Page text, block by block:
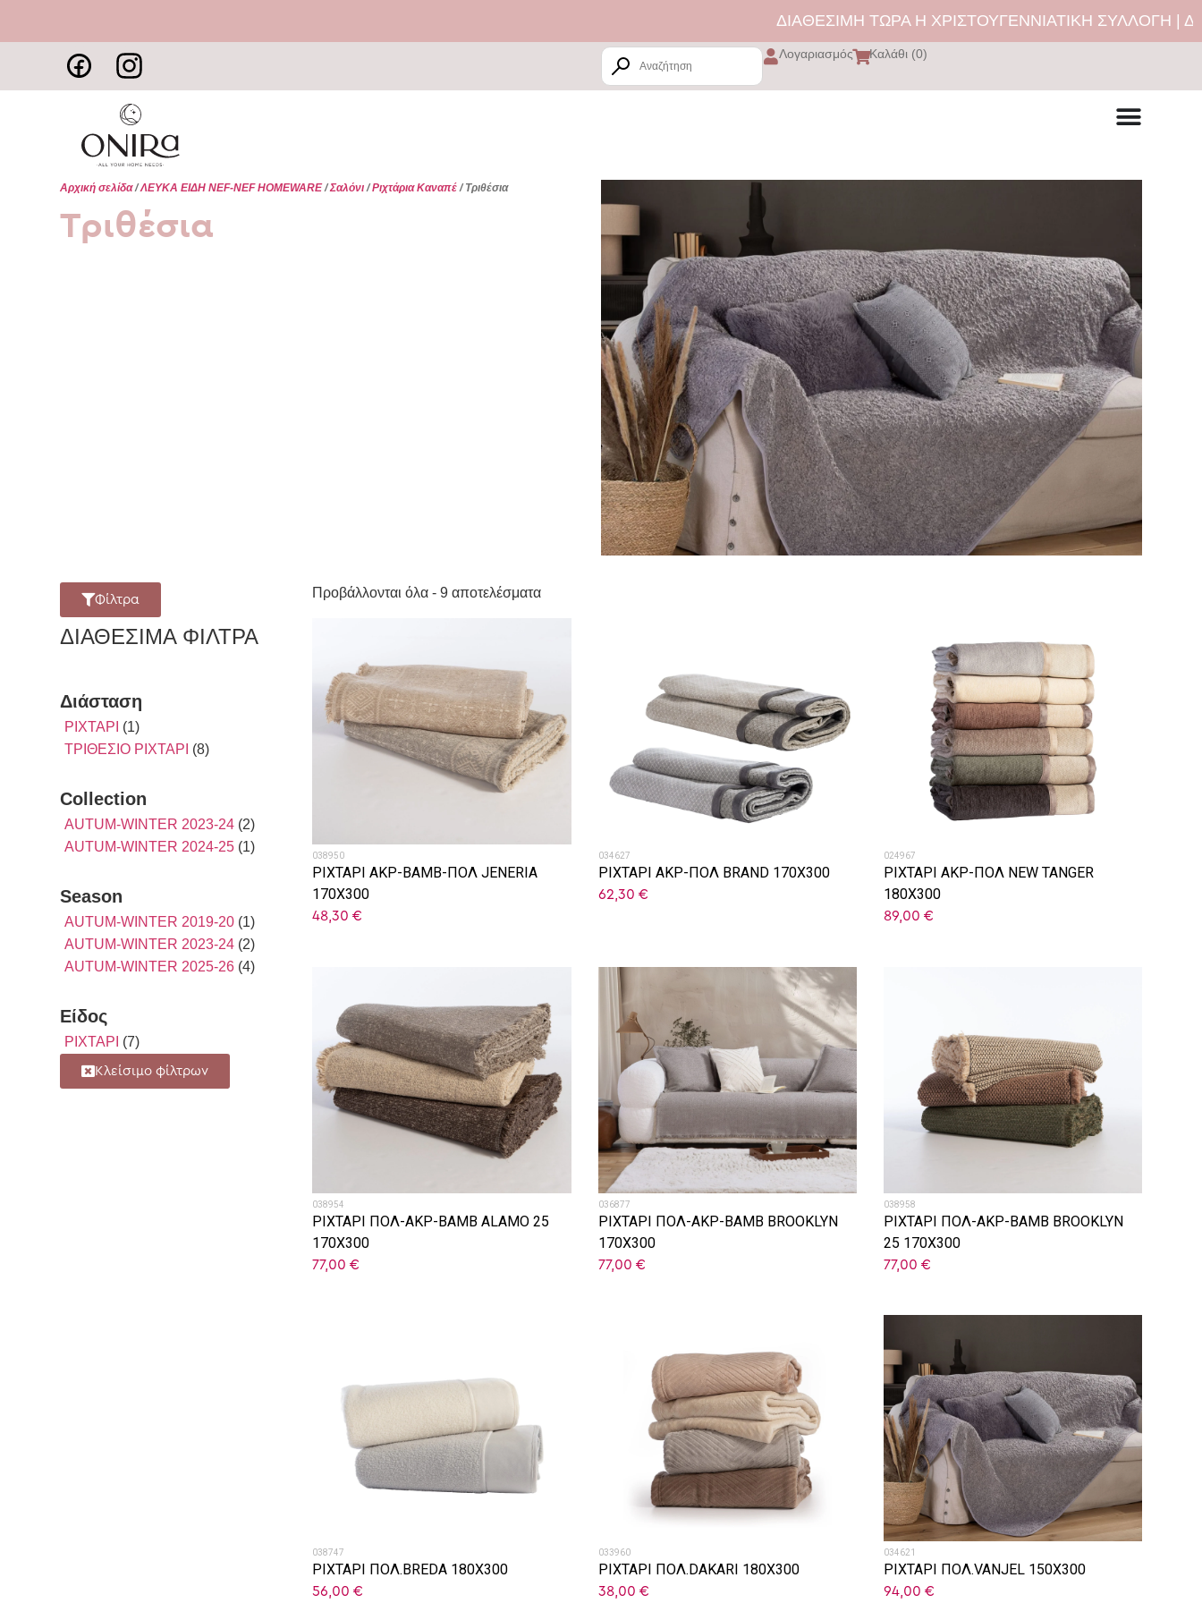
ΔΙΑΘΕΣΙΜΗ ΤΩΡΑ Η ΧΡΙΣΤΟΥΓΕΝΝΙΑΤΙΚΗ ΣΥΛΛΟΓΗ |
Λογαριασμός Καλάθι (0)
Αρχική σελίδα/ΛΕΥΚΑ ΕΙΔΗ NEF-NEF HOMEWARE/Σαλόνι/Ριχτάρια Καναπέ/ Τριθέσια
Τριθέσια
Φίλτρα
ΔΙΑΘΈΣΙΜΑ ΦΊΛΤΡΑ
Διάσταση
ΡΙΧΤΑΡΙ (1)
ΤΡΙΘΕΣΙΟ ΡΙΧΤΑΡΙ (8)
Collection
AUTUM-WINTER 2023-24 (2)
AUTUM-WINTER 2024-25 (1)
Season
AUTUM-WINTER 2019-20 (1)
AUTUM-WINTER 2023-24 (2)
AUTUM-WINTER 2025-26 (4)
Είδος
ΡΙΧΤΑΡΙ (7)
Κλείσιμο φίλτρων
Προβάλλονται όλα - 9 αποτελέσματα
038950
ΡΙΧΤΑΡΙ ΑΚΡ-BAMB-ΠΟΛ JENERIA
170X300
48,30€
034627
ΡΙΧΤΑΡΙ ΑΚΡ-ΠΟΛ BRAND 170X300
62,30 €
024967
ΡΙΧΤΑΡΙ ΑΚΡ-ΠΟΛ NEW TANGER
180X300
89,00 €
038954
ΡΙΧΤΑΡΙ ΠΟΛ-ΑΚΡ-ΒΑΜΒ ALAMO 25
170X300
77,00€
036877
ΡΙΧΤΑΡΙ ΠΟΛ-ΑΚΡ-ΒΑΜΒ BROOKLYN
170X300
77,00 €
038958
ΡΙΧΤΑΡΙ ΠΟΛ-ΑΚΡ-ΒΑΜΒ BROOKLYN
25 170X300
77,00 €
038747
ΡΙΧΤΑΡΙ ΠΟΛ.BREDA 180X300
56,00€
033960
ΡΙΧΤΑΡΙ ΠΟΛ.DAKARI 180X300
38,00 €
034621
ΡΙΧΤΑΡΙ ΠΟΛ.VANJEL 150X300
94,00 €